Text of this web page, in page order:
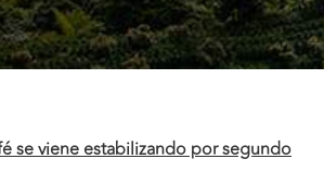
se viene estabilizando por segundo